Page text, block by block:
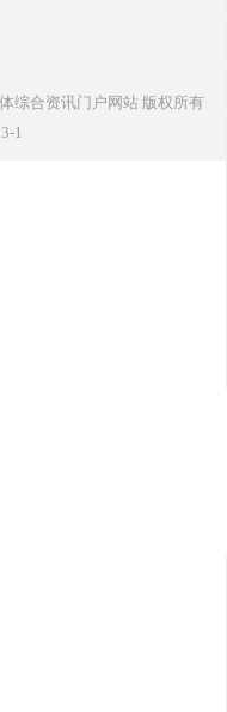
综合资讯门户网站版权所有
1